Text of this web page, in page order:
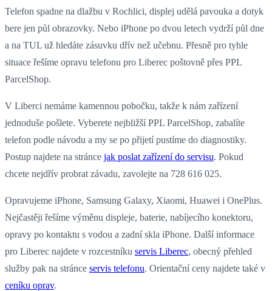
Telefon spadne na dlažbu v Rochlici, displej udělá pavouka a dotyk
bere jen půl obrazovky. Nebo iPhone po dvou letech vydrží půl dne
a na TUL už hledáte zásuvku dřív než učebnu. Přesně pro tyhle
situace řešíme opravu telefonu pro Liberec poštovně přes PPL
ParcelShop.
V Liberci nemáme kamennou pobočku, takže k nám zařízení
jednoduše pošlete. Vyberete nejbližší PPL ParcelShop, zabalíte
telefon podle návodu a my se po přijetí pustíme do diagnostiky.
Postup najdete na stránce jak poslat zařízení do servisu. Pokud
chcete nejdřív probrat závadu, zavolejte na 728 616 025.
Opravujeme iPhone, Samsung Galaxy, Xiaomi, Huawei i OnePlus.
Nejčastěji řešíme výměnu displeje, baterie, nabíjecího konektoru,
opravy po kontaktu s vodou a zadní skla iPhone. Další informace
pro Liberec najdete v rozcestníku servis Liberec, obecný přehled
služby pak na stránce servis telefonu. Orientační ceny najdete také v
ceníku oprav.